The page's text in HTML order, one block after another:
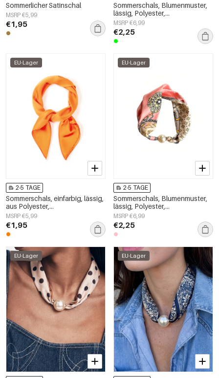
Sommerlicher Satinschal
MSRP €5,99
€1,95
Sommerschals, Blumenmuster,
lässig, Polyester,
Alltagsaccessoires
MSRP €6,99
€2,25
EU-Lager
2-5 TAGE
Sommerschals, einfarbig, lässig,
aus Polyester,
Alltagsaccessoires
MSRP €5,99
€1,95
EU-Lager
2-5 TAGE
Sommerschals, Blumenmuster,
lässig, Polyester,
Alltagsaccessoires
MSRP €6,99
€2,25
EU-Lager EU-Lager